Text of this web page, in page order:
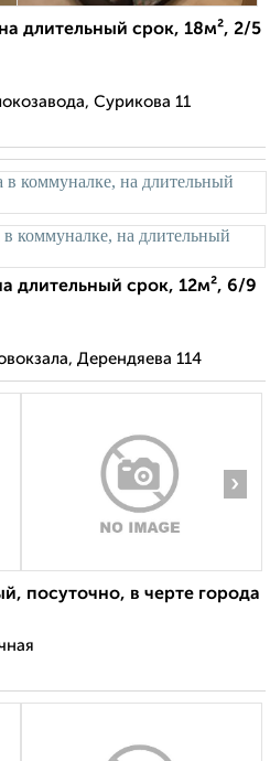
длительный срок, 18м², 2/5
Сурикова 11
длительный срок, 12м², 6/9
Дерендяева 114
›
посуточно, в черте города